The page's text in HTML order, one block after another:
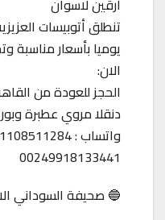
ارقين لاسوان
تنطلق أتوبيسات
يوميا بأسعار مناسبة
الان:
الحجز للعودة من
دنقلا مروي عطبرة
واتساب : 00201108511284
00249918133441
🔵 صحيفة السوداني